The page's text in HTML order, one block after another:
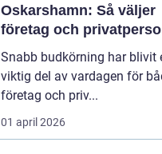
Oskarshamn: Så väljer
företag och
rätt lösning
Snabb budkörning har blivit
viktig del av vardagen för
företag och priv...
01 april 2026